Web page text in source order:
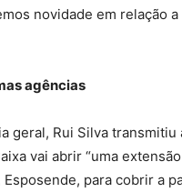
novidade em relação a
agências
geral, Rui Silva transmitiu
vai abrir “uma
Esposende, para cobrir a